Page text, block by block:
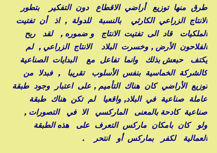
طرق منها توزيع أراضي الاقطاع دون التفكير بتطور
الانتاج الزراعي الكارثي بالنسبة للدولة , اذ أن تفتيت
الملكيات قاد الى تفتيت الانتاج و ضموره , لقد ربح
الفلاحون الأرض , وخسرت البلاد الانتاج الزراعي , لم
يكتف حبعش بذلك وانما تفاعل مع البدايات الصناعية
كالشركة الخماسية بنفس الأسلوب تقريبا , فبدلا من
توزيع الأراضي كان هناك التأميم , على اعتبار وجود طبقة
عاملة صناعية في البلاد, واقعيا لم تكن هناك طبقة
صناعية كادحة بالمعنى الماركسي الا في التصورات ,
ولو كان بامكان ماركس التعرف على هذه الطبقة
العمالية لكفر بماركس أو انتحر .